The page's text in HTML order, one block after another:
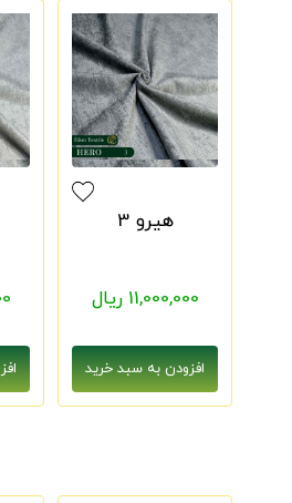
هیرو 3
11,000,000 ریال